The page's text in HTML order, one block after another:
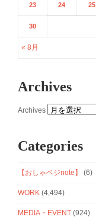
« 8月
23 24 25
30
Archives
Archives
Categories
【おしゃベジnote】 (6)
WORK (4,494)
MEDIA・EVENT (924)